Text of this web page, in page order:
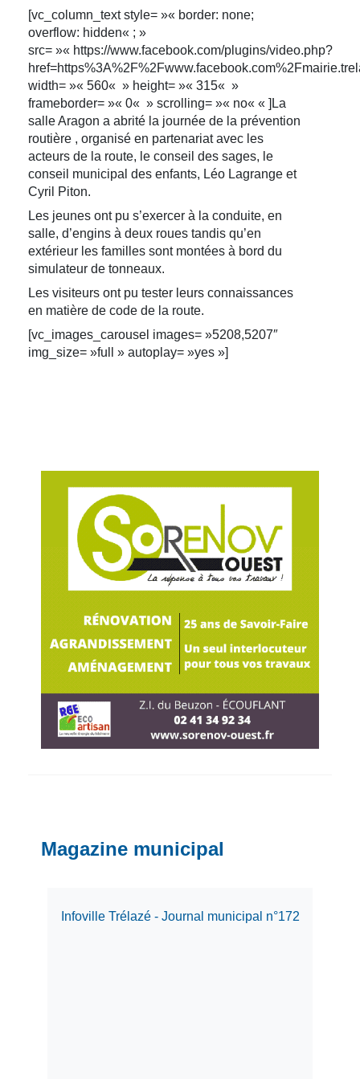
[vc_column_text style= »« border: none;
overflow: hidden« ; »
src= »« https://www.facebook.com/plugins/video.php?
width= »« 560« » height= »« 315« »
frameborder= »« 0« » scrolling= »« no« « ]La
salle Aragon a abrité la journée de la prévention
routière , organisé en partenariat avec les
acteurs de la route, le conseil des sages, le
conseil municipal des enfants, Léo Lagrange et
Cyril Piton.
Les jeunes ont pu s’exercer à la conduite, en
salle, d’engins à deux roues tandis qu’en
extérieur les familles sont montées à bord du
simulateur de tonneaux.
Les visiteurs ont pu tester leurs connaissances
en matière de code de la route.
[vc_images_carousel images= »5208,5207″
img_size= »full » autoplay= »yes »]
Magazine municipal
Infoville Trélazé - Journal municipal n°172